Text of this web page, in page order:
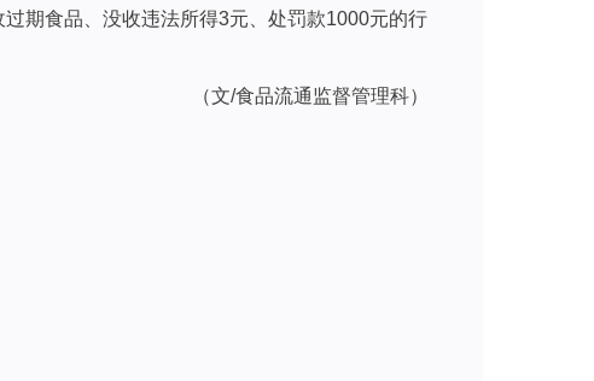
期食品、没收违法所得3元、处罚款1000元的行
（文/食品流通监督管理科）